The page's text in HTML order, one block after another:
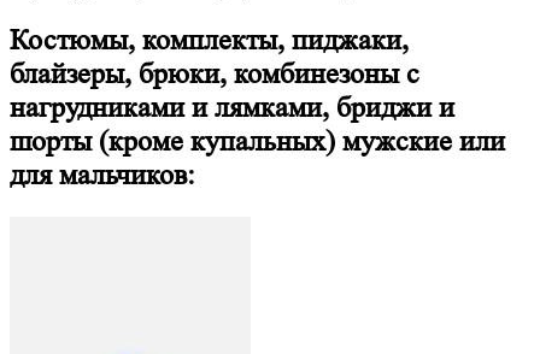
Костюмы, комплекты, пиджаки,
блайзеры, брюки, комбинезоны с
нагрудниками и лямками, бриджи и
шорты (кроме купальных) мужские или
для мальчиков: